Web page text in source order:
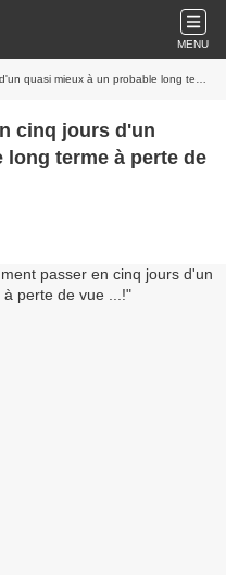
MENU
à un probable long terme à perte de vue ...!
cinq jours d'un
terme à perte de